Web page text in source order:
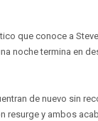
que conoce a
noche termina en
de nuevo sin
resurge y ambos